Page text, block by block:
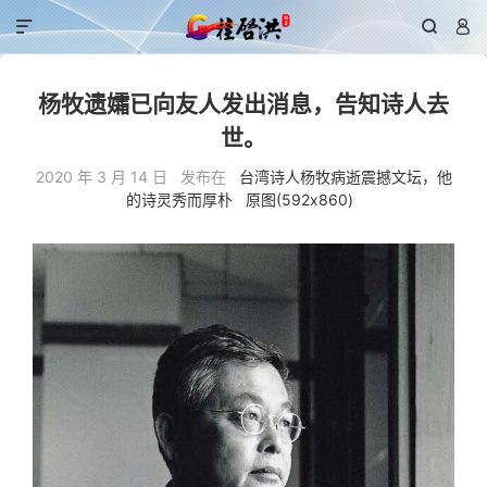
 

杨牧遗孀已向友人发出消息，告知诗人去
世。
2020 年 3 月 14 日 发布在 台湾诗人杨牧病逝震撼文坛，他
的诗灵秀而厚朴
原图(592x860)